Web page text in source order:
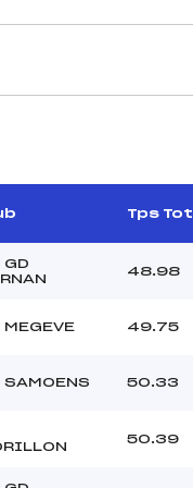
Tps Tot
GD
48.98
MEGEVE 49.75
SAMOENS 50.33
50.39